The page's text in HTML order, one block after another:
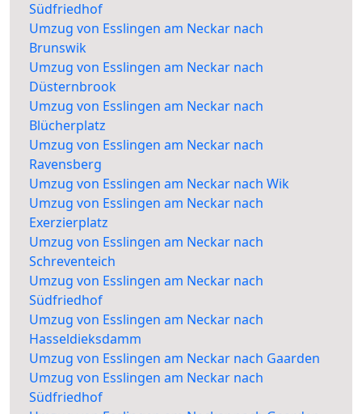
Südfriedhof
Umzug von Esslingen am Neckar nach
Brunswik
Umzug von Esslingen am Neckar nach
Düsternbrook
Umzug von Esslingen am Neckar nach
Blücherplatz
Umzug von Esslingen am Neckar nach
Ravensberg
Umzug von Esslingen am Neckar nach Wik
Umzug von Esslingen am Neckar nach
Exerzierplatz
Umzug von Esslingen am Neckar nach
Schreventeich
Umzug von Esslingen am Neckar nach
Südfriedhof
Umzug von Esslingen am Neckar nach
Hasseldieksdamm
Umzug von Esslingen am Neckar nach Gaarden
Umzug von Esslingen am Neckar nach
Südfriedhof